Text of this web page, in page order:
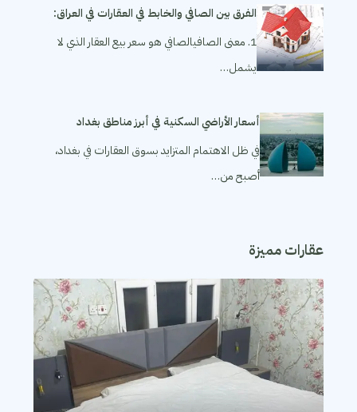
الفرق بين الصافي والخابط في العقارات في العراق:
1. معنى الصافيالصافي هو سعر بيع العقار الذي لا
يشمل…
أسعار الأراضي السكنية في أبرز مناطق بغداد
في ظل الاهتمام المتزايد بسوق العقارات في بغداد،
أصبح من…
عقارات مميزة